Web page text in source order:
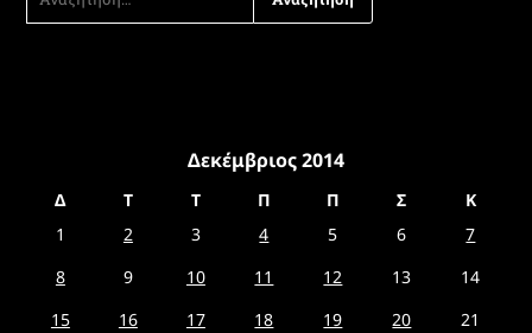
ΓΙΑ:
Δεκέμβριος 2014
Δ Τ Τ Π Π Σ
Κ
1
2 3 4 5 6
7
8
9 10 11 12 13
14
15
16 17 18 19 20
21